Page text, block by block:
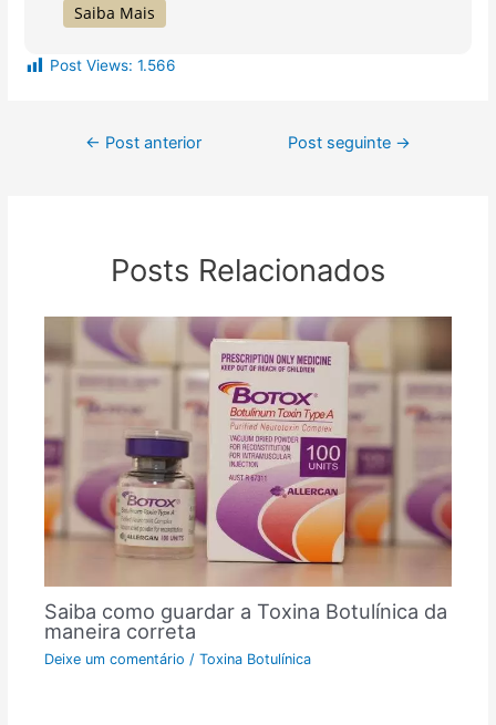
Saiba Mais
Post Views: 1.566
← Post anterior Post seguinte →
Posts Relacionados
Saiba como guardar a Toxina Botulínica da
maneira correta
Deixe um comentário /Toxina Botulínica